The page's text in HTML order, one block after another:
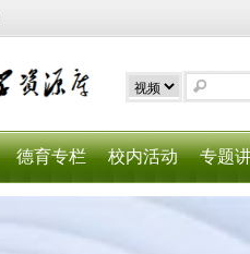
德育专栏 校内活动 专题